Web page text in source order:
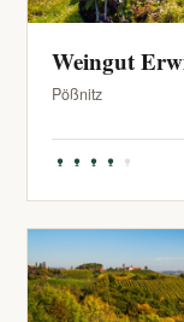
Weingut
Pößnitz